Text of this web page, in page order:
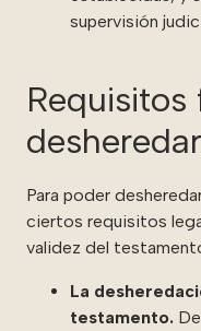
supervisión
Requisitos
Para poder
ciertos requisitos
validez del
La
testamento.